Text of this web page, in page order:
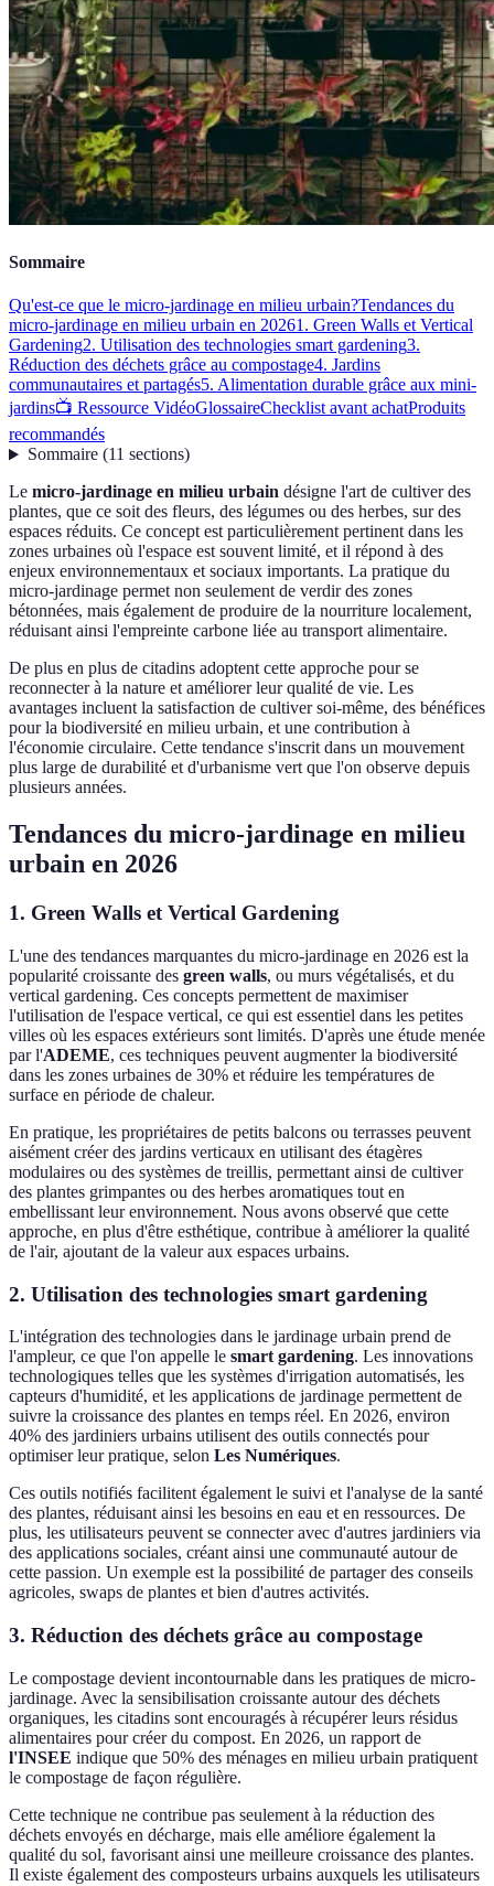
Sommaire
Qu'est-ce que le micro-jardinage en milieu urbain?Tendances du
micro-jardinage en milieu urbain en 20261. Green Walls et Vertical
Gardening2. Utilisation des technologies smart gardening3.
Réduction des déchets grâce au compostage4. Jardins
communautaires et partagés5. Alimentation durable grâce aux mini-
jardins📺 Ressource VidéoGlossaireChecklist avant achatProduits
recommandés
Sommaire(11 sections)
Le micro-jardinage en milieu urbain désigne l'art de cultiver des
plantes, que ce soit des fleurs, des légumes ou des herbes, sur des
espaces réduits. Ce concept est particulièrement pertinent dans les
zones urbaines où l'espace est souvent limité, et il répond à des
enjeux environnementaux et sociaux importants. La pratique du
micro-jardinage permet non seulement de verdir des zones
bétonnées, mais également de produire de la nourriture localement,
réduisant ainsi l'empreinte carbone liée au transport alimentaire.
De plus en plus de citadins adoptent cette approche pour se
reconnecter à la nature et améliorer leur qualité de vie. Les
avantages incluent la satisfaction de cultiver soi-même, des bénéfices
pour la biodiversité en milieu urbain, et une contribution à
l'économie circulaire. Cette tendance s'inscrit dans un mouvement
plus large de durabilité et d'urbanisme vert que l'on observe depuis
plusieurs années.
Tendances du micro-jardinage en milieu
urbain en 2026
1. Green Walls et Vertical Gardening
L'une des tendances marquantes du micro-jardinage en 2026 est la
popularité croissante des green walls, ou murs végétalisés, et du
vertical gardening. Ces concepts permettent de maximiser
l'utilisation de l'espace vertical, ce qui est essentiel dans les petites
villes où les espaces extérieurs sont limités. D'après une étude menée
par l'ADEME, ces techniques peuvent augmenter la biodiversité
dans les zones urbaines de 30% et réduire les températures de
surface en période de chaleur.
En pratique, les propriétaires de petits balcons ou terrasses peuvent
aisément créer des jardins verticaux en utilisant des étagères
modulaires ou des systèmes de treillis, permettant ainsi de cultiver
des plantes grimpantes ou des herbes aromatiques tout en
embellissant leur environnement. Nous avons observé que cette
approche, en plus d'être esthétique, contribue à améliorer la qualité
de l'air, ajoutant de la valeur aux espaces urbains.
2. Utilisation des technologies smart gardening
L'intégration des technologies dans le jardinage urbain prend de
l'ampleur, ce que l'on appelle le smart gardening. Les innovations
technologiques telles que les systèmes d'irrigation automatisés, les
capteurs d'humidité, et les applications de jardinage permettent de
suivre la croissance des plantes en temps réel. En 2026, environ
40% des jardiniers urbains utilisent des outils connectés pour
optimiser leur pratique, selon Les Numériques.
Ces outils notifiés facilitent également le suivi et l'analyse de la santé
des plantes, réduisant ainsi les besoins en eau et en ressources. De
plus, les utilisateurs peuvent se connecter avec d'autres jardiniers via
des applications sociales, créant ainsi une communauté autour de
cette passion. Un exemple est la possibilité de partager des conseils
agricoles, swaps de plantes et bien d'autres activités.
3. Réduction des déchets grâce au compostage
Le compostage devient incontournable dans les pratiques de micro-
jardinage. Avec la sensibilisation croissante autour des déchets
organiques, les citadins sont encouragés à récupérer leurs résidus
alimentaires pour créer du compost. En 2026, un rapport de
l'INSEE indique que 50% des ménages en milieu urbain pratiquent
le compostage de façon régulière.
Cette technique ne contribue pas seulement à la réduction des
déchets envoyés en décharge, mais elle améliore également la
qualité du sol, favorisant ainsi une meilleure croissance des plantes.
Il existe également des composteurs urbains auxquels les utilisateurs